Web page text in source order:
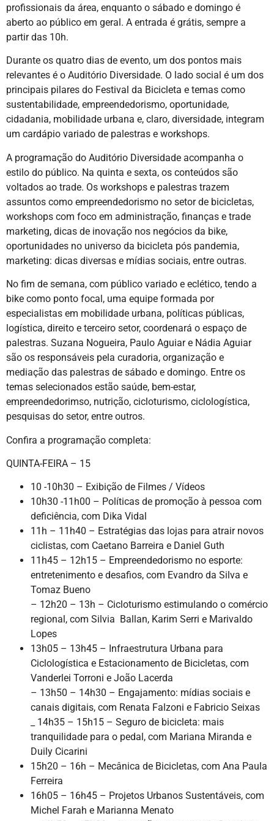
profissionais da área, enquanto o sábado e domingo é
aberto ao público em geral. A entrada é grátis, sempre a
partir das 10h.
Durante os quatro dias de evento, um dos pontos mais
relevantes é o Auditório Diversidade. O lado social é um dos
principais pilares do Festival da Bicicleta e temas como
sustentabilidade, empreendedorismo, oportunidade,
cidadania, mobilidade urbana e, claro, diversidade, integram
um cardápio variado de palestras e workshops.
A programação do Auditório Diversidade acompanha o
estilo do público. Na quinta e sexta, os conteúdos são
voltados ao trade. Os workshops e palestras trazem
assuntos como empreendedorismo no setor de bicicletas,
workshops com foco em administração, finanças e trade
marketing, dicas de inovação nos negócios da bike,
oportunidades no universo da bicicleta pós pandemia,
marketing: dicas diversas e mídias sociais, entre outras.
No fim de semana, com público variado e eclético, tendo a
bike como ponto focal, uma equipe formada por
especialistas em mobilidade urbana, políticas públicas,
logística, direito e terceiro setor, coordenará o espaço de
palestras. Suzana Nogueira, Paulo Aguiar e Nádia Aguiar
são os responsáveis pela curadoria, organização e
mediação das palestras de sábado e domingo. Entre os
temas selecionados estão saúde, bem-estar,
empreendedorimso, nutrição, cicloturismo, ciclologística,
pesquisas do setor, entre outros.
Confira a programação completa:
QUINTA-FEIRA – 15
10 -10h30 – Exibição de Filmes / Vídeos
10h30 -11h00 – Políticas de promoção à pessoa com
deficiência, com Dika Vidal
11h – 11h40 – Estratégias das lojas para atrair novos
ciclistas, com Caetano Barreira e Daniel Guth
11h45 – 12h15 – Empreendedorismo no esporte:
entretenimento e desafios, com Evandro da Silva e
Tomaz Bueno
– 12h20 – 13h – Cicloturismo estimulando o comércio
regional, com Silvia Ballan, Karim Serri e Marivaldo
Lopes
13h05 – 13h45 – Infraestrutura Urbana para
Ciclologística e Estacionamento de Bicicletas, com
Vanderlei Torroni e João Lacerda
– 13h50 – 14h30 – Engajamento: mídias sociais e
canais digitais, com Renata Falzoni e Fabricio Seixas
_ 14h35 – 15h15 – Seguro de bicicleta: mais
tranquilidade para o pedal, com Mariana Miranda e
Duily Cicarini
15h20 – 16h – Mecânica de Bicicletas, com Ana Paula
Ferreira
16h05 – 16h45 – Projetos Urbanos Sustentáveis, com
Michel Farah e Marianna Menato